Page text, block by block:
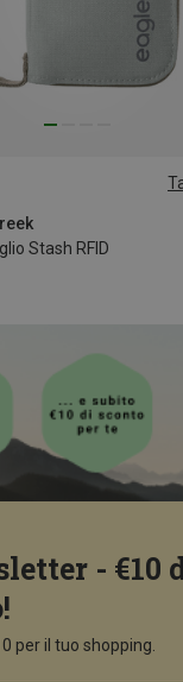
Stash RFID
- €10
per il tuo shopping.